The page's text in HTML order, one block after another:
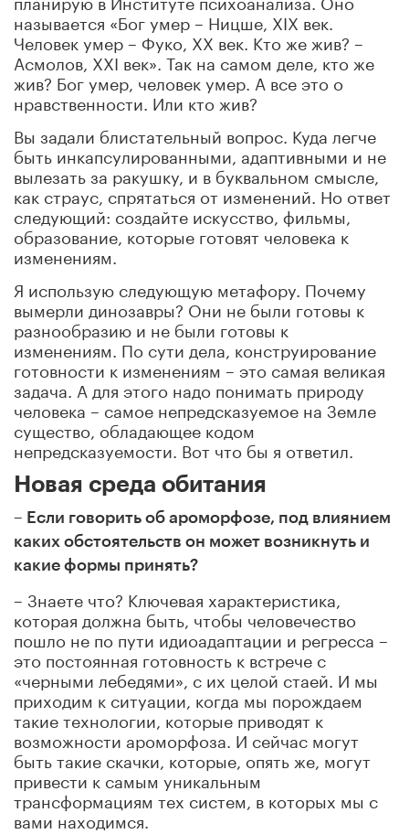
называется «Бог умер – Ницше, XIX век.
Человек умер – Фуко, XX век. Кто же жив? –
Асмолов, XXI век». Так на самом деле, кто же
жив? Бог умер, человек умер. А все это о
нравственности. Или кто жив?
Вы задали блистательный вопрос. Куда легче
быть инкапсулированными, адаптивными и не
вылезать за ракушку, и в буквальном смысле,
как страус, спрятаться от изменений. Но ответ
следующий: создайте искусство, фильмы,
образование, которые готовят человека к
изменениям.
Я использую следующую метафору. Почему
вымерли динозавры? Они не были готовы к
разнообразию и не были готовы к
изменениям. По сути дела, конструирование
готовности к изменениям – это самая великая
задача. А для этого надо понимать природу
человека – самое непредсказуемое на Земле
существо, обладающее кодом
непредсказуемости. Вот что бы я ответил.
Новая среда обитания
– Если говорить об ароморфозе, под влиянием
каких обстоятельств он может возникнуть и
какие формы принять?
– Знаете что? Ключевая характеристика,
которая должна быть, чтобы человечество
пошло не по пути идиоадаптации и регресса –
это постоянная готовность к встрече с
«черными лебедями», с их целой стаей. И мы
приходим к ситуации, когда мы порождаем
такие технологии, которые приводят к
возможности ароморфоза. И сейчас могут
быть такие скачки, которые, опять же, могут
привести к самым уникальным
трансформациям тех систем, в которых мы с
вами находимся.